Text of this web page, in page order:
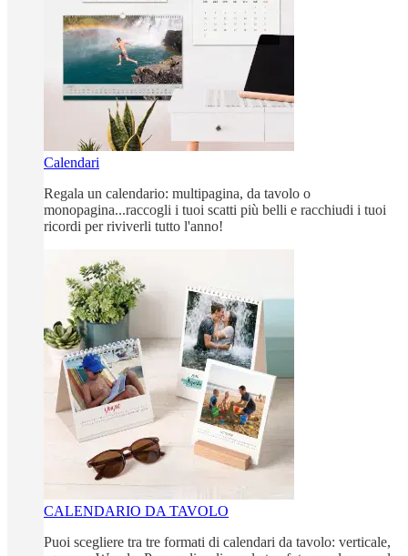
Calendari
Regala un calendario: multipagina, da tavolo o
monopagina...raccogli i tuoi scatti più belli e racchiudi i tuoi
ricordi per riviverli tutto l'anno!
CALENDARIO DA TAVOLO
Puoi scegliere tra tre formati di calendari da tavolo: verticale,